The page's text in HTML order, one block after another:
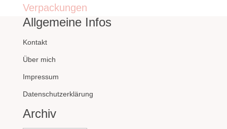
Verpackungen
Allgemeine Infos
Kontakt
Über mich
Impressum
Datenschutzerklärung
Archiv